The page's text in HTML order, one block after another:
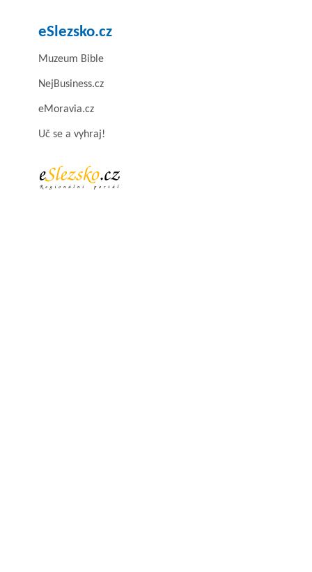
eSlezsko.cz
Muzeum Bible
NejBusiness.cz
eMoravia.cz
Uč se a vyhraj!